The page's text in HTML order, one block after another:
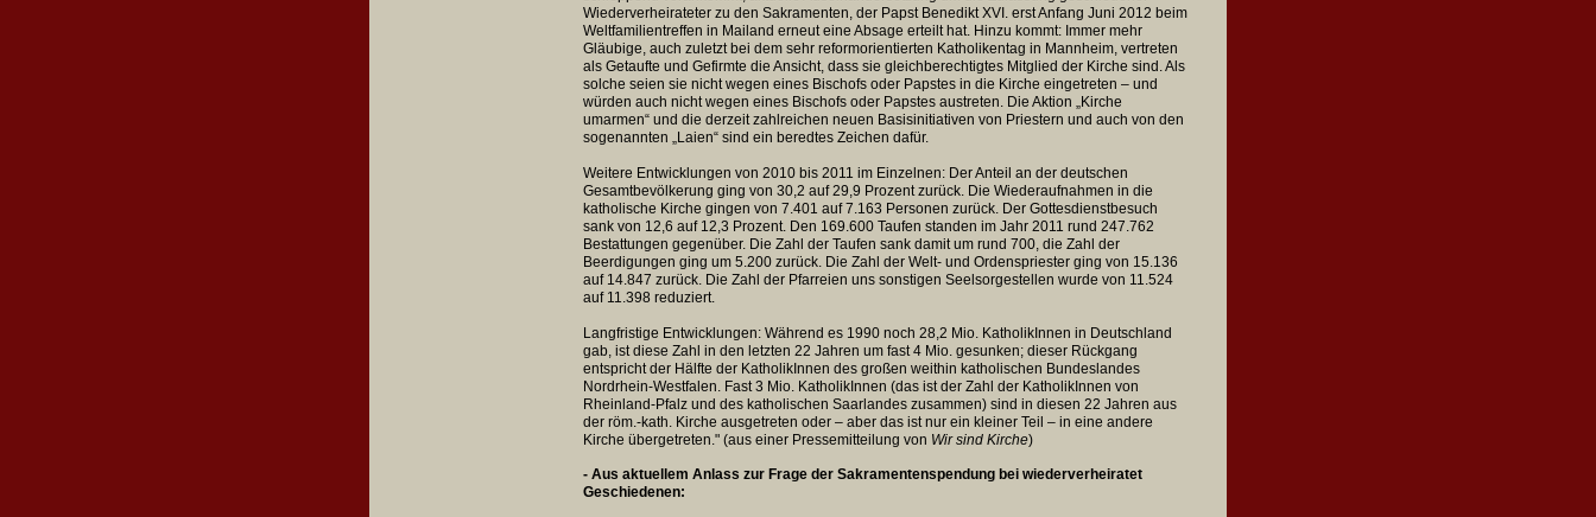
Wiederverheirateter zu den Sakramenten, der Papst Benedikt XVI. erst Anfang Juni 2012 beim
Weltfamilientreffen in Mailand erneut eine Absage erteilt hat. Hinzu kommt: Immer mehr
Gläubige, auch zuletzt bei dem sehr reformorientierten Katholikentag in Mannheim, vertreten
als Getaufte und Gefirmte die Ansicht, dass sie gleichberechtigtes Mitglied der Kirche sind. Als
solche seien sie nicht wegen eines Bischofs oder Papstes in die Kirche eingetreten – und
würden auch nicht wegen eines Bischofs oder Papstes austreten. Die Aktion „Kirche
umarmen“ und die derzeit zahlreichen neuen Basisinitiativen von Priestern und auch von den
sogenannten „Laien“ sind ein beredtes Zeichen dafür.
Weitere Entwicklungen von 2010 bis 2011 im Einzelnen: Der Anteil an der deutschen
Gesamtbevölkerung ging von 30,2 auf 29,9 Prozent zurück. Die Wiederaufnahmen in die
katholische Kirche gingen von 7.401 auf 7.163 Personen zurück. Der Gottesdienstbesuch
sank von 12,6 auf 12,3 Prozent. Den 169.600 Taufen standen im Jahr 2011 rund 247.762
Bestattungen gegenüber. Die Zahl der Taufen sank damit um rund 700, die Zahl der
Beerdigungen ging um 5.200 zurück. Die Zahl der Welt- und Ordenspriester ging von 15.136
auf 14.847 zurück. Die Zahl der Pfarreien uns sonstigen Seelsorgestellen wurde von 11.524
auf 11.398 reduziert.
Langfristige Entwicklungen: Während es 1990 noch 28,2 Mio. KatholikInnen in Deutschland
gab, ist diese Zahl in den letzten 22 Jahren um fast 4 Mio. gesunken; dieser Rückgang
entspricht der Hälfte der KatholikInnen des großen weithin katholischen Bundeslandes
Nordrhein-Westfalen. Fast 3 Mio. KatholikInnen (das ist der Zahl der KatholikInnen von
Rheinland-Pfalz und des katholischen Saarlandes zusammen) sind in diesen 22 Jahren aus
der röm.-kath. Kirche ausgetreten oder – aber das ist nur ein kleiner Teil – in eine andere
Kirche übergetreten." (aus einer Pressemitteilung von Wir sind Kirche)
- Aus aktuellem Anlass zur Frage der Sakramentenspendung bei wiederverheiratet
Geschiedenen: